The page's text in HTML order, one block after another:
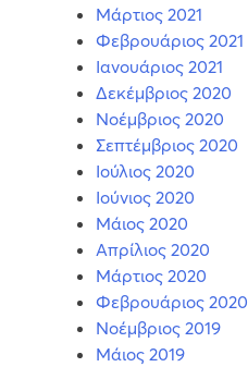
Μάρτιος 2021
Φεβρουάριος 2021
Ιανουάριος 2021
Δεκέμβριος 2020
Νοέμβριος 2020
Σεπτέμβριος 2020
Ιούλιος 2020
Ιούνιος 2020
Μάιος 2020
Απρίλιος 2020
Μάρτιος 2020
Φεβρουάριος 2020
Νοέμβριος 2019
Μάιος 2019